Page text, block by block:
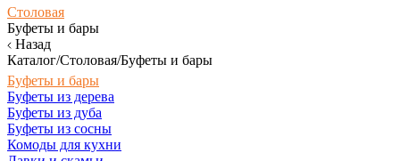
Столовая
Буфеты и бары
Назад
Каталог/Столовая/Буфеты и бары
Буфеты и бары
Буфеты из дерева
Буфеты из дуба
Буфеты из сосны
Комоды для кухни